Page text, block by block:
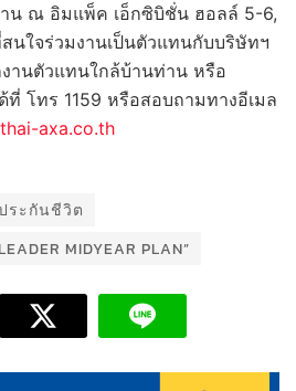
าน ณ อิมแพ็ค เอ็กซิบิชั่น ฮอลล์ 5-6,
นใจร่วมงานเป็นตัวแทนกับบริษัทฯ
านตัวแทนใกล้บ้านท่าน หรือ
ที่ โทร 1159 หรือสอบถามทางอีเมล
axa.co.th
ระกันชีวิต
MIDYEAR PLAN”